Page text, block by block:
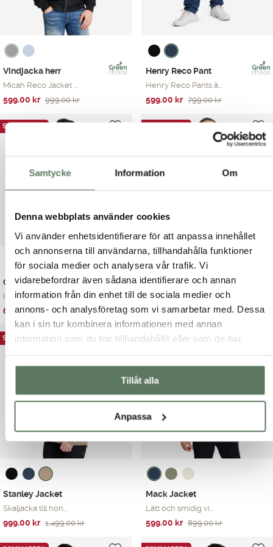
Samtycke Information Om
Denna webbplats använder cookies
Vi använder enhetsidentifierare för att anpassa innehållet
och annonserna till användarna, tillhandahålla funktioner
för sociala medier och analysera vår trafik. Vi
vidarebefordrar även sådana identifierare och annan
information från din enhet till de sociala medier och
annons- och analysföretag som vi samarbetar med. Dessa
kan i sin tur kombinera informationen med annan
information som du har tillhandahållit eller som de har
Tillåt alla
Anpassa
Vindjacka herr
Micah Reco Jacket ...
999.00kr
Det
priset
599.00 kr
Det
priset
Henry Reco Pant
Henry Reco Pants ä...
799.00kr
Det
priset
599.00 kr
Det
priset
Garry Reco Jacket
SOMMARREA
Garry Reco Jacket ...
1,099.00kr
Det
ursprungliga
priset
699.00kr
Det
nuvarande
priset
Cameron Reco Jacket
Årets vardagsjacka...
1,199.00kr
Det
ursprungliga
priset
699.00kr
Det
nuvarande
priset
Stanley Jacket
SOMMARREA
Skaljacka till hon...
1,499.00kr
Det
999.00 kr
Det
Mack Jacket
SOMMARREA
Lätt och smidig vi...
899.00kr
Det
599.00 kr
Det